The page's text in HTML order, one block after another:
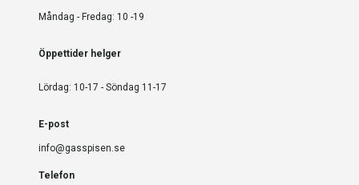
Måndag - Fredag: 10 -19
Öppettider helger
Lördag: 10-17 - Söndag 11-17
E-post
info@gasspisen.se
Telefon